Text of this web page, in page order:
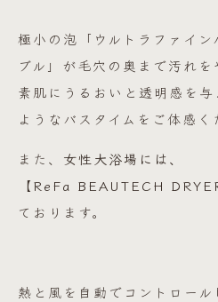
極小の泡「ウルトラファイン
ブル」が毛穴の奥まで汚れを
素肌にうるおいと透明感を
ようなバスタイムをご体感く
また、 女性大浴場には、
【ReFa BEAUTECH
ております。
熱と風を自動でコントロー